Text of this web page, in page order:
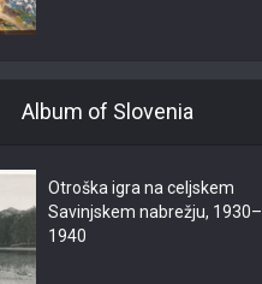
Album of Slovenia
Otroška igra na celjskem
Savinjskem nabrežju, 1930–
1940